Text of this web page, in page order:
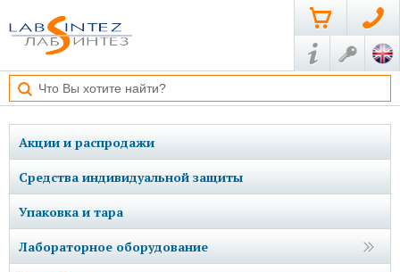
Акции и распродажи
Средства индивидуальной защиты
Упаковка и тара
Лабораторное оборудование